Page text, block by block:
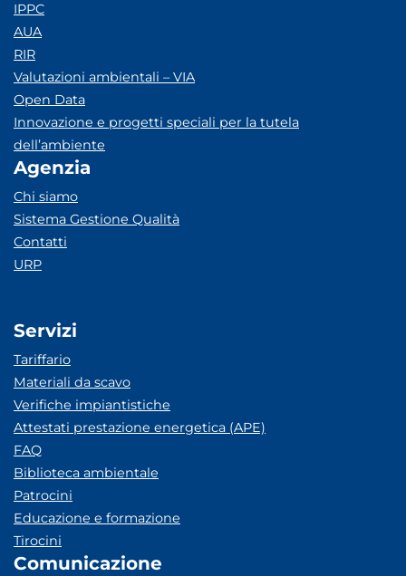
IPPC
AUA
RIR
Valutazioni ambientali – VIA
Open Data
Innovazione e progetti speciali per la tutela
dell’ambiente
Agenzia
Chi siamo
Sistema Gestione Qualità
Contatti
URP
Servizi
Tariffario
Materiali da scavo
Verifiche impiantistiche
Attestati prestazione energetica (APE)
FAQ
Biblioteca ambientale
Patrocini
Educazione e formazione
Tirocini
Comunicazione